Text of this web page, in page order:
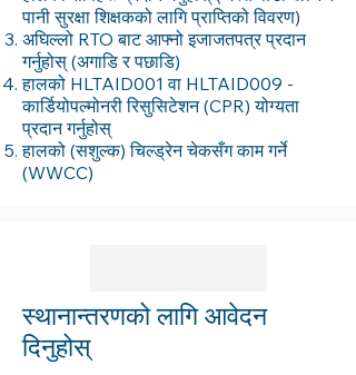
पानी सुरक्षा शिक्षकको लागि प्राप्तिको विवरण)
अघिल्लो RTO बाट आफ्नो इजाजतपत्र प्रदान
गर्नुहोस् (अगाडि र पछाडि)
हालको HLTAID001 वा HLTAID009 -
कार्डियोपल्मोनरी रिसुसिटेशन (CPR) योग्यता
प्रदान गर्नुहोस्
हालको (सशुल्क) चिल्ड्रेन चेकसँग काम गर्ने
(WWCC)
स्थानान्तरणको लागि आवेदन
दिनुहोस्